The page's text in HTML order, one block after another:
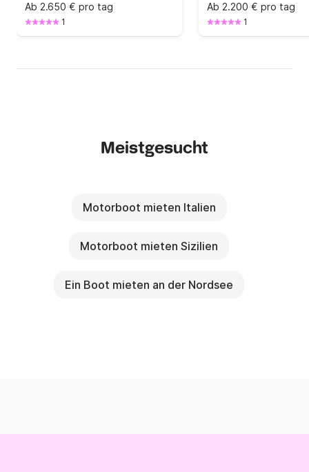
Ab 2.650 € pro tag
1
Ab 2.200 € pro tag
1
Meistgesucht
Motorboot mieten Italien
Motorboot mieten Sizilien
Ein Boot mieten an der Nordsee